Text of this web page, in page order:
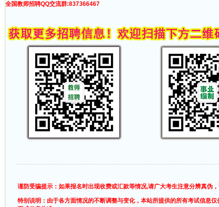
全国教师招聘QQ交流群:837366467
谨防受骗提示：如果报名时出现收费或汇款等情况,请广大考生注意分辨真伪
特别说明：由于各方面情况的不断调整与变化，本站所提供的所有考试信息